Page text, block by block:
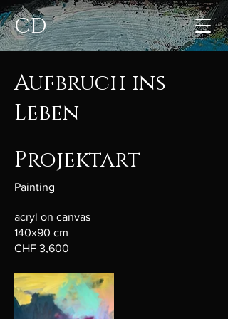
CD
Aufbruch ins
Leben
Projektart
Painting
acryl on canvas
140x90 cm
CHF 3,600